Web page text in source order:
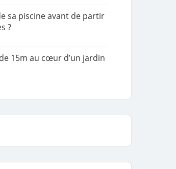
sa piscine avant de partir
?
15m au cœur d’un jardin